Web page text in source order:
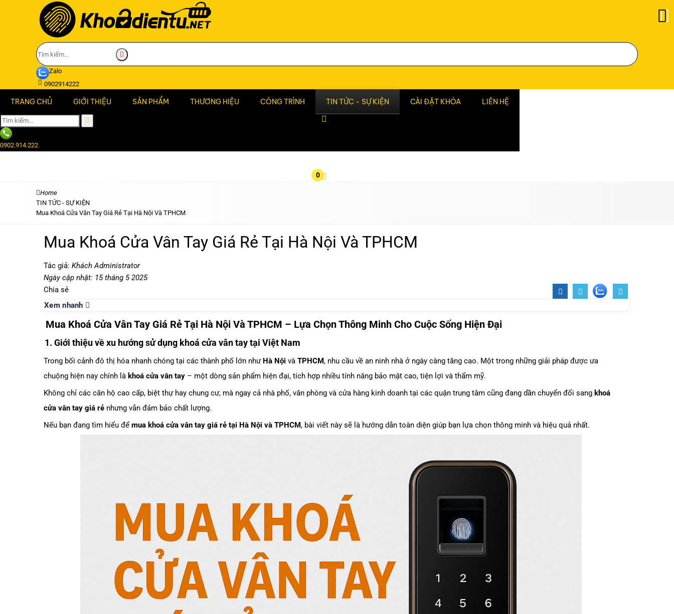
Zalo
0902914222
TRANG CHỦ GIỚI THIỆU SẢN PHẨM THƯƠNG HIỆU CÔNG TRÌNH TIN TỨC - SỰ KIỆN CÀI ĐẶT KHÓA LIÊN HỆ
0
0902.914.222
Home
TIN TỨC - SỰ KIỆN
Mua Khoá Cửa Vân Tay Giá Rẻ Tại Hà Nội Và TPHCM
Mua Khoá Cửa Vân Tay Giá Rẻ Tại Hà Nội Và TPHCM
Tác giả: Khách Administrator
Ngày cập nhật: 15 tháng 5 2025
Chia sẻ
Xem nhanh
Mua Khoá Cửa Vân Tay Giá Rẻ Tại Hà Nội Và TPHCM – Lựa Chọn Thông Minh Cho Cuộc Sống Hiện Đại
1. Giới thiệu về xu hướng sử dụng khoá cửa vân tay tại Việt Nam
Trong bối cảnh đô thị hóa nhanh chóng tại các thành phố lớn như Hà Nội và TPHCM, nhu cầu về an ninh nhà ở ngày càng tăng cao. Một trong những giải pháp được ưa
chuộng hiện nay chính là khoá cửa vân tay – một dòng sản phẩm hiện đại, tích hợp nhiều tính năng bảo mật cao, tiện lợi và thẩm mỹ.
Không chỉ các căn hộ cao cấp, biệt thự hay chung cư, mà ngay cả nhà phố, văn phòng và cửa hàng kinh doanh tại các quận trung tâm cũng đang dần chuyển đổi sang khoá
cửa vân tay giá rẻ nhưng vẫn đảm bảo chất lượng.
Nếu bạn đang tìm hiểu để mua khoá cửa vân tay giá rẻ tại Hà Nội và TPHCM, bài viết này sẽ là hướng dẫn toàn diện giúp bạn lựa chọn thông minh và hiệu quả nhất.